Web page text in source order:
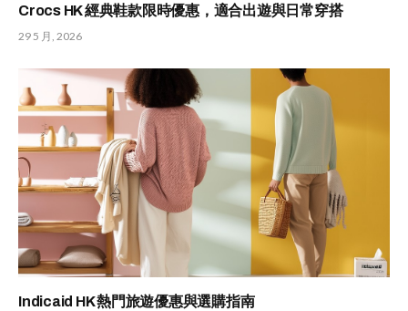
Crocs HK 經典鞋款限時優惠，適合出遊與日常穿搭
29 5 月, 2026
Indicaid HK 熱門旅遊優惠與選購指南